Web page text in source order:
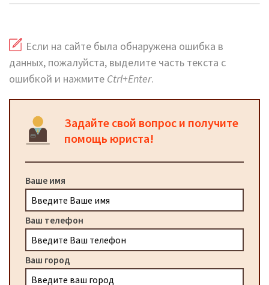
Если на сайте была обнаружена ошибка в
данных, пожалуйста, выделите часть текста с
ошибкой и нажмите Ctrl+Enter.
Задайте свой вопрос и получите
помощь юриста!
Ваше имя
Ваш телефон
Ваш город